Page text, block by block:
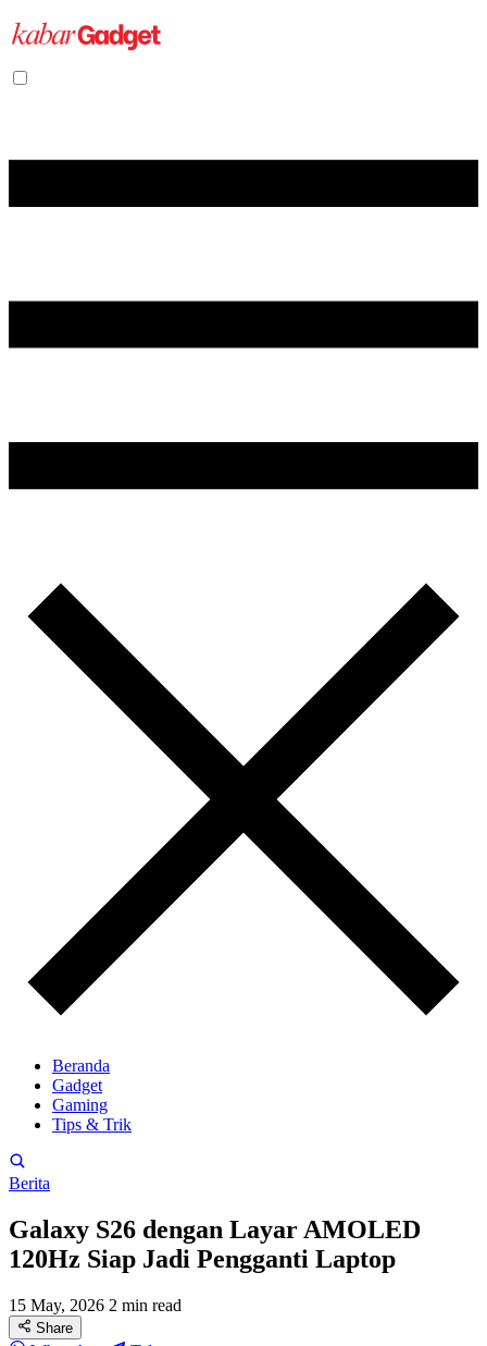
Beranda
Gadget
Gaming
Tips & Trik
Berita
Galaxy S26 dengan Layar AMOLED
120Hz Siap Jadi Pengganti Laptop
15 May, 2026 2 min read
Share